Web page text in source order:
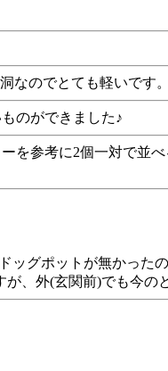
なのでとても軽いです。
のができました♪
を参考に2個一対で並
グポットが無かった
、外(玄関前)でも今の